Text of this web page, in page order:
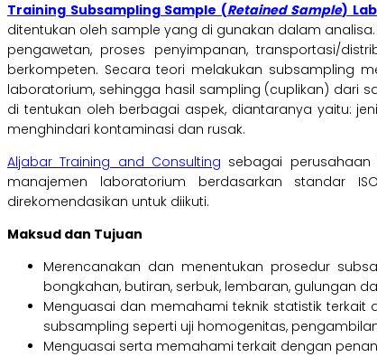
Training Subsampling Sample (Retained Sample)
ditentukan oleh sample yang di gunakan dalam
pengawetan, proses penyimpanan, transportasi/
berkompeten. Secara teori melakukan subsampling
laboratorium, sehingga hasil sampling (cuplikan) dari
di tentukan oleh berbagai aspek, diantaranya yaitu:
menghindari kontaminasi dan rusak.
Aljabar Training and Consulting sebagai
manajemen laboratorium berdasarkan standar
direkomendasikan untuk diikuti.
Maksud dan Tujuan
Merencanakan dan menentukan prosedur
bongkahan, butiran, serbuk, lembaran, gulungan
Menguasai dan memahami teknik statistik
subsampling seperti uji homogenitas,
Menguasai serta memahami terkait dengan